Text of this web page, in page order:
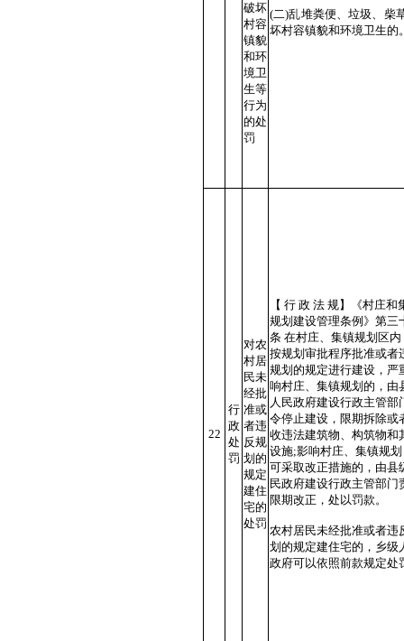
破坏
村容
镇貌
和环
境卫
生等
行为
的处
罚
(二)乱堆粪便、垃圾、柴
坏村容镇貌和环境卫生的
22
行
政
处
罚
对农
村居
民未
经批
准或
者违
反规
划的
规定
建住
宅的
处罚
【 行 政 法 规】《村庄和
规划建设管理条例》第三
条 在村庄、集镇规划区内
按规划审批程序批准或者
规划的规定进行建设，严
响村庄、集镇规划的，由
人民政府建设行政主管部
令停止建设，限期拆除或
收违法建筑物、构筑物和
设施;影响村庄、集镇规
可采取改正措施的，由县
民政府建设行政主管部门
限期改正，处以罚款。
农村居民未经批准或者违
划的规定建住宅的，乡级
政府可以依照前款规定